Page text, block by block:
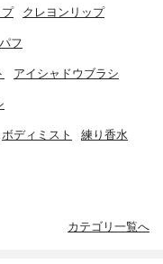
プ クレヨンリップ
パフ
アイシャドウブラシ
ボディミスト 練り香水
カテゴリ一覧へ